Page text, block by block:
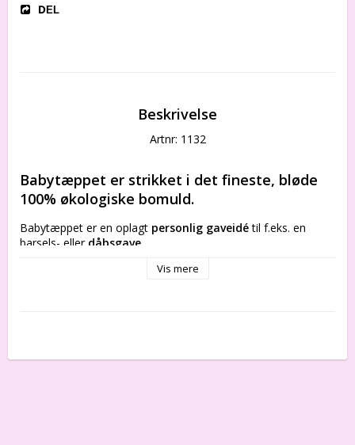
DEL
Beskrivelse
Artnr: 1132
Babytæppet er strikket i det fineste, bløde
100% økologiske bomuld.
Babytæppet er en oplagt personlig gaveidé til f.eks. en
barsels- eller dåbsgave.
Når tæppet er strikket, bliver det vasket og behandlet
Vis mere